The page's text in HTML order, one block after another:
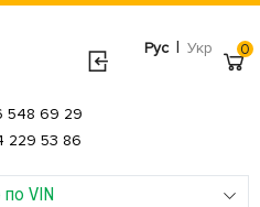
Рус | Укр
VIN
548 69 29
229 53 86
0